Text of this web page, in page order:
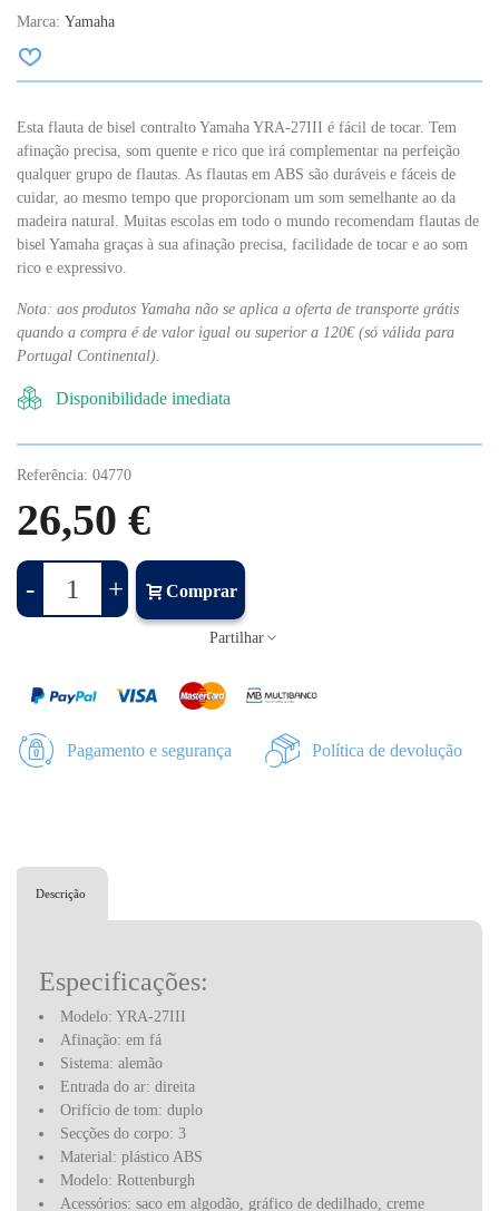
Marca: Yamaha
Esta flauta de bisel contralto Yamaha YRA-27III é fácil de tocar. Tem
afinação precisa, som quente e rico que irá complementar na perfeição
qualquer grupo de flautas. As flautas em ABS são duráveis e fáceis de
cuidar, ao mesmo tempo que proporcionam um som semelhante ao da
madeira natural. Muitas escolas em todo o mundo recomendam flautas de
bisel Yamaha graças à sua afinação precisa, facilidade de tocar e ao som
rico e expressivo.
Nota: aos produtos Yamaha não se aplica a oferta de transporte grátis
quando a compra é de valor igual ou superior a 120€ (só válida para
Portugal Continental).
Disponibilidade imediata
Referência: 04770
26,50 €
- + Comprar
Partilhar
Pagamento e segurança Política de devolução
Descrição
Especificações:
Modelo: YRA-27III
Afinação: em fá
Sistema: alemão
Entrada do ar: direita
Orifício de tom: duplo
Secções do corpo: 3
Material: plástico ABS
Modelo: Rottenburgh
Acessórios: saco em algodão, gráfico de dedilhado, creme